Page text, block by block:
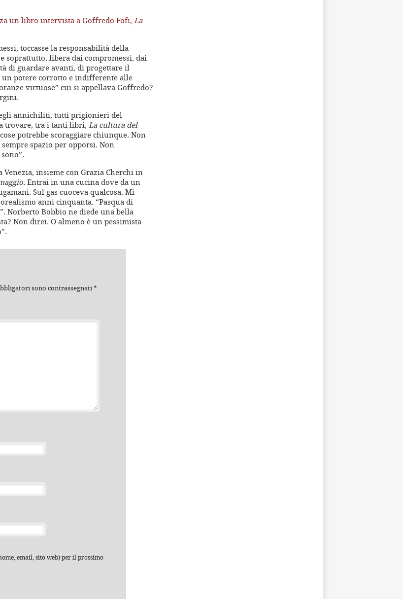
un libro intervista a Goffredo Fofi, La
toccasse la responsabilità della
soprattutto, libera dai compromessi, dai
di guardare avanti, di progettare il
potere corrotto e indifferente alle
virtuose” cui si appellava Goffredo?
annichiliti, tutti prigionieri del
trovare, tra i tanti libri, La cultura del
potrebbe scoraggiare chiunque. Non
spazio per opporsi. Non
insieme con Grazia Cherchi in
. Entrai in una cucina dove da un
Sul gas cuoceva qualcosa. Mi
anni cinquanta. “Pasqua di
Norberto Bobbio ne diede una bella
Non direi. O almeno è un pessimista
sono contrassegnati*
email, sito web) per il prossimo